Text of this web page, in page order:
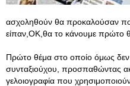
ασχοληθούν θα προκαλούσαν
είπαν,ΟΚ,θα το κάνουμε πρώτο
Πρώτο θέμα στο οποίο όμως
συνταξιούχου, προσπαθώντας
γελοιογραφία που